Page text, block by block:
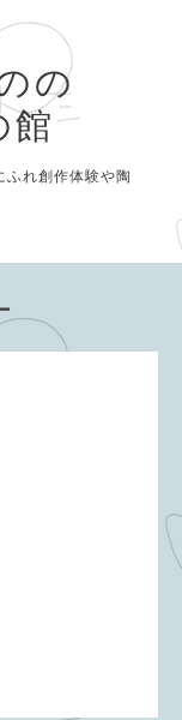
の
館
ふれ創作体験や陶